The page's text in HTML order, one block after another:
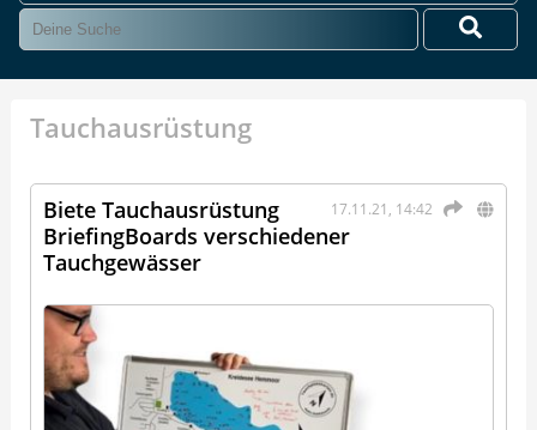
Tauchausrüstung
17.11.21, 14:42
Biete Tauchausrüstung
BriefingBoards verschiedener
Tauchgewässer